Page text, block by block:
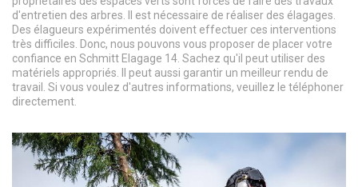
d'entretien des arbres. Il est nécessaire de réaliser des élagages.
Des élagueurs expérimentés doivent effectuer ces interventions
très difficiles. Donc, nous pouvons vous proposer de placer votre
confiance en Schmitt Elagage 14. Sachez qu'il peut utiliser des
matériels appropriés. Il peut aussi garantir un meilleur rendu de
travail. Si vous voulez d'autres informations, veuillez le téléphoner
directement.